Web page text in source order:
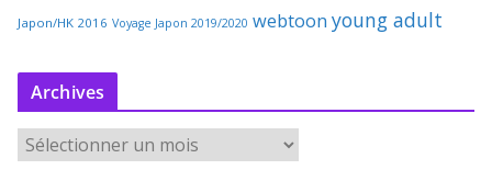
Japon/HK 2016 Voyage Japon 2019/2020 webtoon young adult
Archives
r